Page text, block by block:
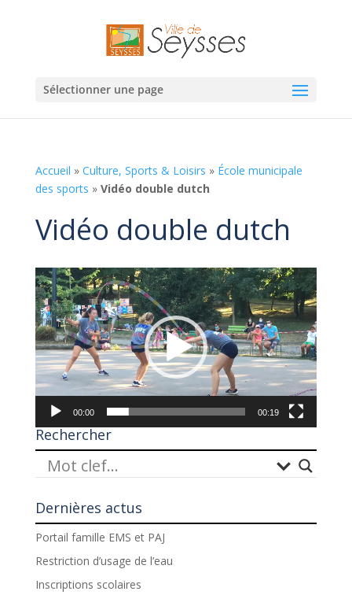
Sélectionner une page
Accueil » Culture, Sports & Loisirs » École municipale
des sports » Vidéo double dutch
Vidéo double dutch
Lecteur
vidéo
00:00 00:19
Rechercher
Dernières actus
Portail famille EMS et PAJ
Restriction d’usage de l’eau
Inscriptions scolaires